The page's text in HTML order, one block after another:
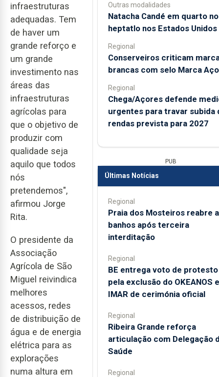
infraestruturas
adequadas. Tem
de haver um
grande reforço e
um grande
investimento nas
áreas das
infraestruturas
agrícolas para
que o objetivo de
produzir com
qualidade seja
aquilo que todos
nós
pretendemos",
afirmou Jorge
Rita.
O presidente da
Associação
Agrícola de São
Miguel reivindica
melhores
acessos, redes
de distribuição de
água e de energia
elétrica para as
explorações
numa altura em
Outras modalidades
Natacha Candé em quarto no
heptatlo nos Estados Unidos
Regional
Conserveiros criticam
brancas com selo Marca
Regional
Chega/Açores defende
urgentes para travar subida
rendas prevista para 2027
PUB
Últimas Notícias
Regional
Praia dos Mosteiros reabre a
banhos após terceira
interditação
Regional
BE entrega voto de protesto
pela exclusão do OKEANOS e
IMAR de cerimónia oficial
Regional
Ribeira Grande reforça
articulação com Delegação
Saúde
Regional